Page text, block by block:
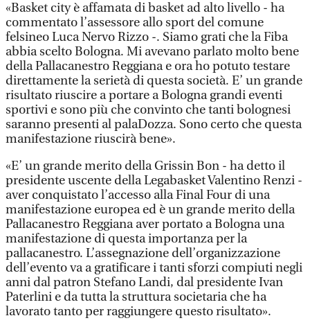
«Basket city è affamata di basket ad alto livello - ha
commentato l’assessore allo sport del comune
felsineo Luca Nervo Rizzo -. Siamo grati che la Fiba
abbia scelto Bologna. Mi avevano parlato molto bene
della Pallacanestro Reggiana e ora ho potuto testare
direttamente la serietà di questa società. E’ un grande
risultato riuscire a portare a Bologna grandi eventi
sportivi e sono più che convinto che tanti bolognesi
saranno presenti al palaDozza. Sono certo che questa
manifestazione riuscirà bene».
«E’ un grande merito della Grissin Bon - ha detto il
presidente uscente della Legabasket Valentino Renzi -
aver conquistato l’accesso alla Final Four di una
manifestazione europea ed è un grande merito della
Pallacanestro Reggiana aver portato a Bologna una
manifestazione di questa importanza per la
pallacanestro. L’assegnazione dell’organizzazione
dell’evento va a gratificare i tanti sforzi compiuti negli
anni dal patron Stefano Landi, dal presidente Ivan
Paterlini e da tutta la struttura societaria che ha
lavorato tanto per raggiungere questo risultato».